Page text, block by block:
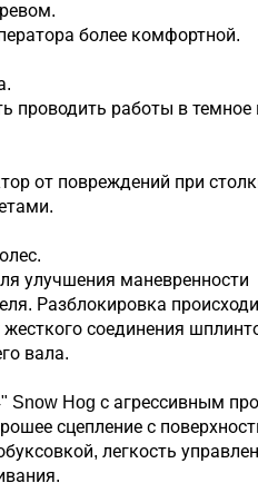
более комфортной.
проводить работы в темное
от повреждений при
улучшения маневренности
Разблокировка
соединения
вала.
Snow Hog с агрессивным
сцепление с
легкость